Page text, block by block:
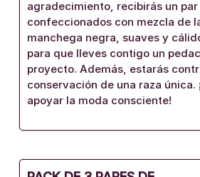
agradecimiento, recibirás un
confeccionados con mezcla de
manchega negra, suaves y
para que lleves contigo un
proyecto. Además, estarás
conservación de una raza única.
apoyar la moda consciente!